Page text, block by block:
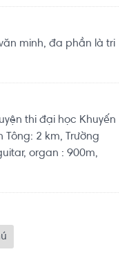
minh, đa phần là tri
thi đại học Khuyến
Tông: 2 km, Trường
organ : 900m,